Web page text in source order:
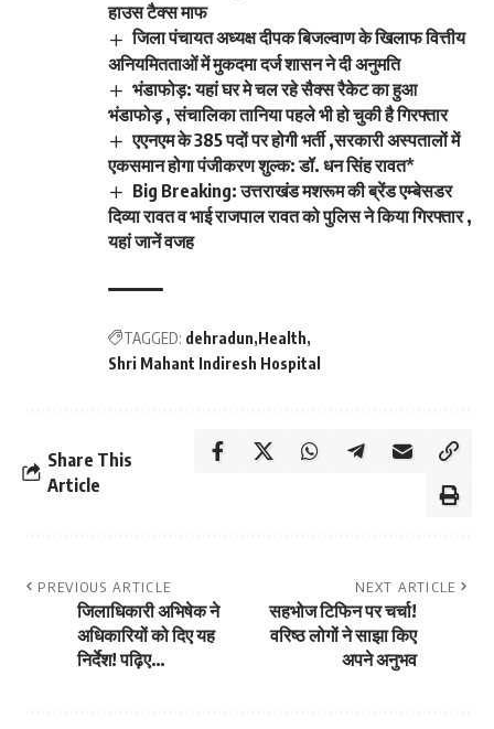
हाउस टैक्स माफ
जिला पंचायत अध्यक्ष दीपक बिजल्वाण के खिलाफ वित्तीय
अनियमितताओं में मुकदमा दर्ज शासन ने दी अनुमति
भंडाफोड़: यहां घर मे चल रहे सैक्स रैकेट का हुआ
भंडाफोड़ , संचालिका तानिया पहले भी हो चुकी है गिरफ्तार
एएनएम के 385 पदों पर होगी भर्ती ,सरकारी अस्पतालों में
एकसमान होगा पंजीकरण शुल्क: डॉ. धन सिंह रावत*
Big Breaking: उत्तराखंड मशरूम की ब्रेंड एम्बेसडर
दिव्या रावत व भाई राजपाल रावत को पुलिस ने किया गिरफ्तार ,
यहां जानें वजह
TAGGED: dehradun Health
Shri Mahant Indiresh Hospital
Share This
Article
PREVIOUS ARTICLE
जिलाधिकारी अभिषेक ने
अधिकारियों को दिए यह
निर्देश! पढ़िए…
NEXT ARTICLE
सहभोज टिफिन पर चर्चा!
वरिष्ठ लोगों ने साझा किए
अपने अनुभव